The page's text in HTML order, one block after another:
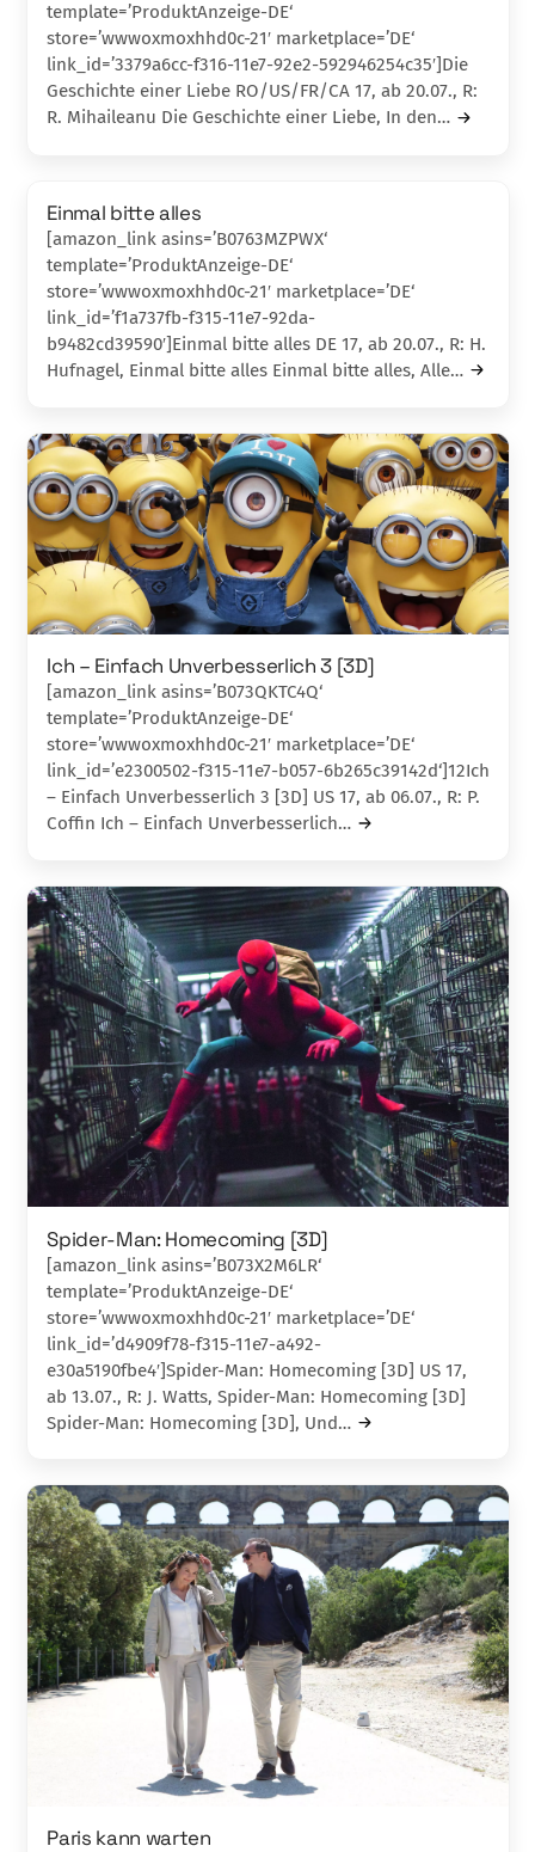
template=’ProduktAnzeige-DE‘
store=’wwwoxmoxhhd0c-21′ marketplace=’DE‘
link_id=’3379a6cc-f316-11e7-92e2-592946254c35′]Die
Geschichte einer Liebe RO/US/FR/CA 17, ab 20.07., R:
R. Mihai­le­anu Die Geschichte einer Liebe, In den…
Einmal bitte alles
[amazon_link asins=’B0763MZPWX‘
template=’ProduktAnzeige-DE‘
store=’wwwoxmoxhhd0c-21′ marketplace=’DE‘
link_id=’f1a737fb-f315-11e7-92da-
b9482cd39590′]Einmal bitte alles DE 17, ab 20.07., R: H.
Hufnagel, Einmal bitte alles Einmal bitte alles, Alle…
Ich – Einfach Unverbesserlich 3 [3D]
[amazon_link asins=’B073QKTC4Q‘
template=’ProduktAnzeige-DE‘
store=’wwwoxmoxhhd0c-21′ marketplace=’DE‘
link_id=’e2300502-f315-11e7-b057-6b265c39142d‘]12Ich
– Einfach Unverbesserlich 3 [3D] US 17, ab 06.07., R: P.
Coffin Ich – Einfach Unverbesserlich…
Spider-Man: Homecoming [3D]
[amazon_link asins=’B073X2M6LR‘
template=’ProduktAnzeige-DE‘
store=’wwwoxmoxhhd0c-21′ marketplace=’DE‘
link_id=’d4909f78-f315-11e7-a492-
e30a5190fbe4′]Spider-Man: Homecoming [3D] US 17,
ab 13.07., R: J. Watts, Spider-Man: Homecoming [3D]
Spider-Man: Homecoming [3D], Und…
Paris kann warten